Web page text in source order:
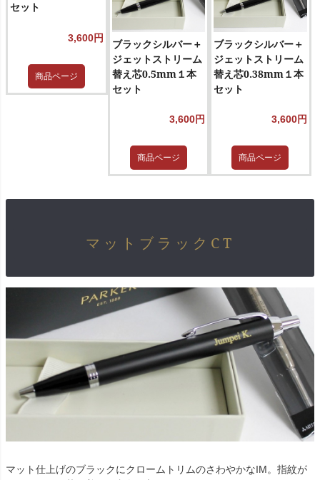
セット
3,600円
商品ページ
ブラックシルバー＋
ジェットストリーム
替え芯0.5mm１本
セット
3,600円
商品ページ
ブラックシルバー＋
ジェットストリーム
替え芯0.38mm１本
セット
3,600円
商品ページ
マットブラックCT
マット仕上げのブラックにクロームトリムのさわやかなIM。指紋が